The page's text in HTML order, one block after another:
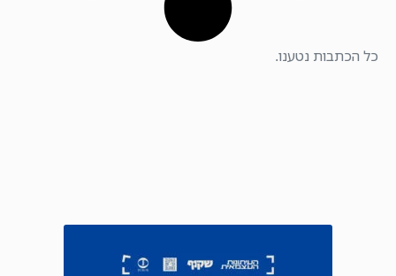
כל הכתבות נטענו.